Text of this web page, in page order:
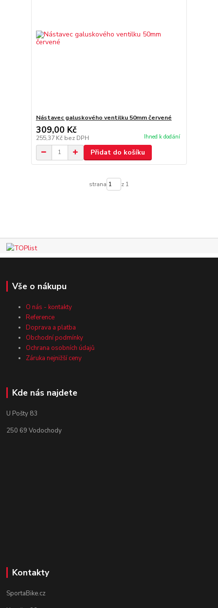
Nástavec galuskového ventilku 50mm červené
309,00 Kč
255,37 Kč bez DPH Ihned k dodání
Přidat do košíku
strana z 1
Vše o nákupu
O nás - kontakty
Reference
Doprava a platba
Obchodní podmínky
Ochrana osobních údajů
Záruka nejnižší ceny
Kde nás najdete
U Pošty 83
250 69 Vodochody
Kontakty
SportaBike.cz